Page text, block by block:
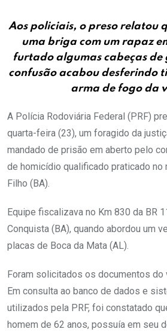
Aos policiais, o preso relatou
uma briga com um rapaz
furtado algumas cabeças de
confusão acabou desferindo
arma de fogo da
A Polícia Rodoviária Federal (PRF)
quarta-feira (23), um foragido da
mandado de prisão em aberto pelo
de homicídio qualificado praticado no
Filho (BA).
Equipe fiscalizava no Km 830 da BR
Conquista (BA), quando abordou um
placas de Boca da Mata (AL).
Foram solicitados os documentos do
Em consulta ao banco de dados e
utilizados pela PRF, foi constatado
homem de 62 anos, possuía em seu